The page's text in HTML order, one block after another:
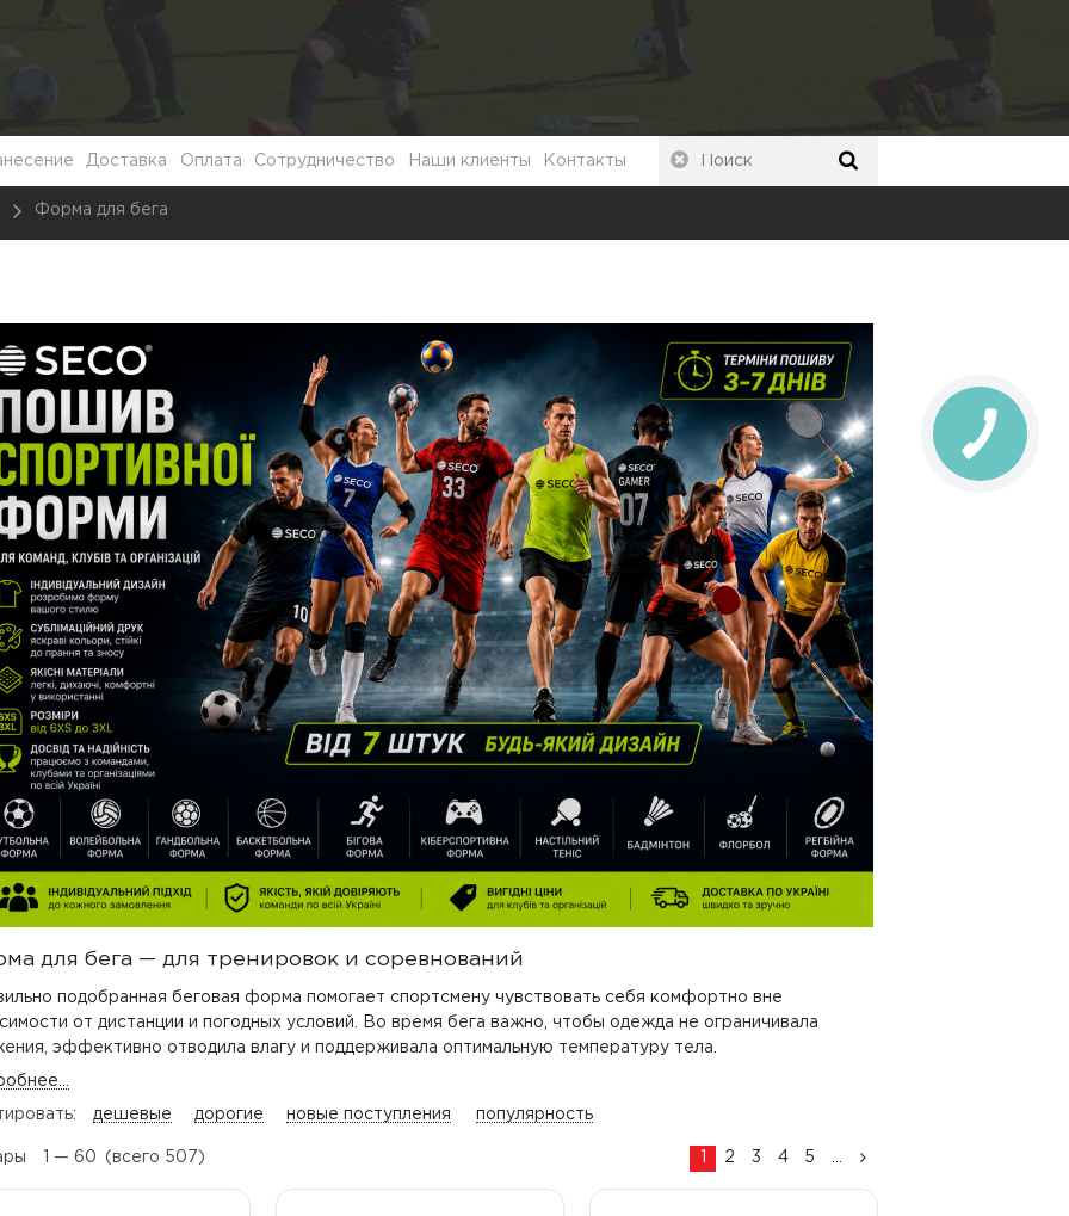
Доставка Оплата Сотрудничество Наши клиенты Контакты
Форма для бега
для бега — для тренировок и соревнований
подобранная беговая форма помогает спортсмену чувствовать себя комфортно вне
от дистанции и погодных условий. Во время бега важно, чтобы одежда не ограничивала
эффективно отводила влагу и поддерживала оптимальную температуру тела.
дешевые дорогие новые поступления популярность
1 — 60 (всего 507) 2 3 4 5